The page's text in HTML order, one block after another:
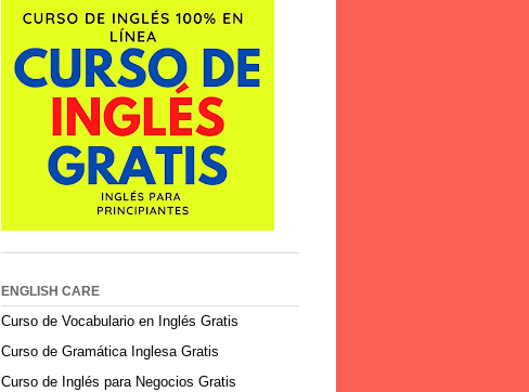
ENGLISH CARE
Curso de Vocabulario en Inglés Gratis
Curso de Gramática Inglesa Gratis
Curso de Inglés para Negocios Gratis